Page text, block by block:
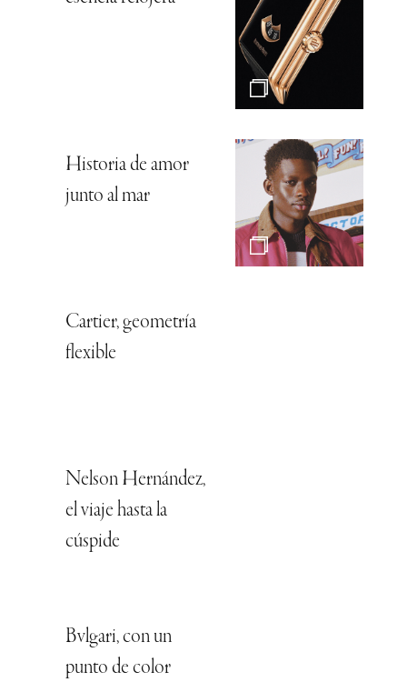
Historia de amor
junto al mar
Cartier, geometría
flexible
Nelson Hernández,
el viaje hasta la
cúspide
Bvlgari, con un
punto de color